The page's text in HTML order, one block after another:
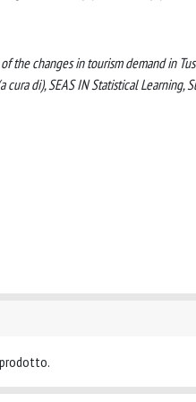
the changes in tourism demand in
cura di), SEAS IN Statistical